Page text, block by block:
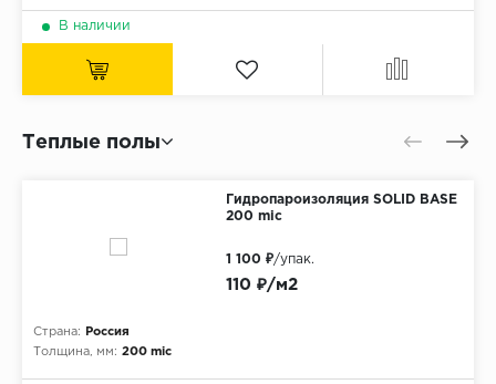
В наличии
Теплые полы
Гидропароизоляция SOLID BASE
200 mic
Страна:
Россия
Толщина, мм: 200 mic
110 ₽/м2
1 100 ₽/упак.